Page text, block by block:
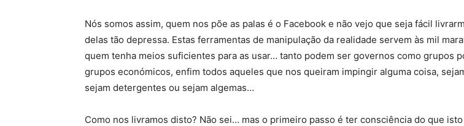
Nós somos assim, quem nos põe as palas é o Facebook e não vejo que seja fácil
delas tão depressa. Estas ferramentas de manipulação da realidade servem às mil
quem tenha meios suficientes para as usar… tanto podem ser governos como grupos
grupos económicos, enfim todos aqueles que nos queiram impingir alguma coisa,
sejam detergentes ou sejam algemas…
Como nos livramos disto? Não sei… mas o primeiro passo é ter consciência do que